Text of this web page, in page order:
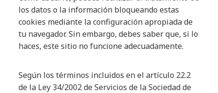
los datos o la información bloqueando estas
cookies mediante la configuración apropiada de
tu navegador. Sin embargo, debes saber que, si lo
haces, este sitio no funcione adecuadamente.
Según los términos incluidos en el artículo 22.2
de la Ley 34/2002 de Servicios de la Sociedad de